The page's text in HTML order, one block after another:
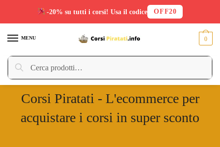
MENU
Cerca:
Cerca
0
Corsi Piratati - L'ecommerce per
acquistare i corsi in super sconto
-20% su tutti i corsi! Usa il codice OFF20